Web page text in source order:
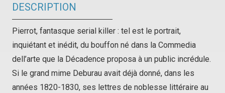
DESCRIPTION
Pierrot, fantasque serial killer : tel est le portrait,
inquiétant et inédit, du bouffon né dans la Commedia
dell’arte que la Décadence proposa à un public incrédule.
Si le grand mime Deburau avait déjà donné, dans les
années 1820-1830, ses lettres de noblesse littéraire au